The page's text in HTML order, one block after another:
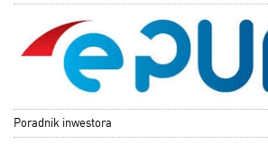
Poradnik inwestora